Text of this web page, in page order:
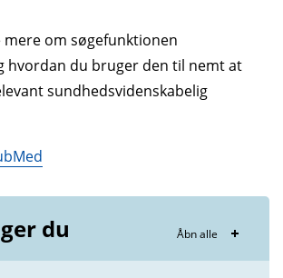
om søge­funktionen
hvordan du bruger den til nemt at
sundheds­videnskabelig
du Åbn alle